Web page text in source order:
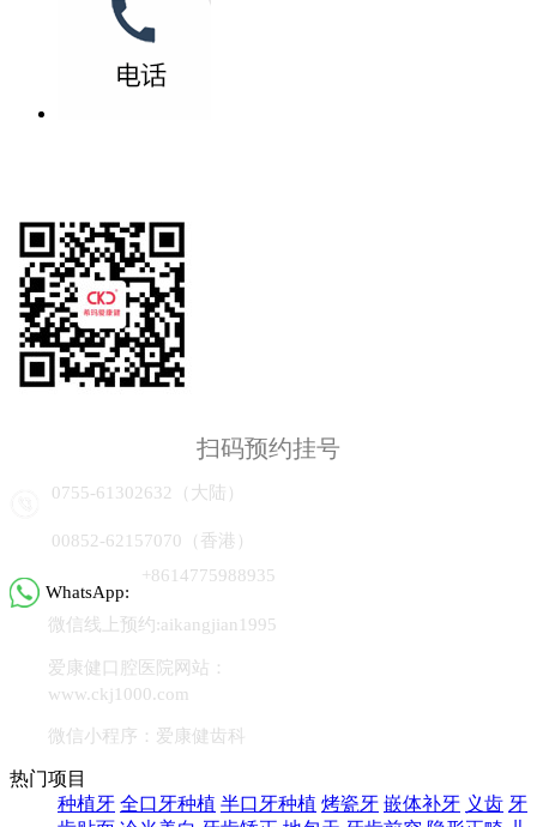
扫码预约挂号
0755-61302632（大陆）
00852-62157070（香港）
WhatsApp:
+8614775988935
微信线上预约:aikangjian1995
爱康健口腔医院网站：
www.ckj1000.com
微信小程序：爱康健齿科
热门项目
种植牙 全口牙种植 半口牙种植 烤瓷牙 嵌体补牙 义齿 牙